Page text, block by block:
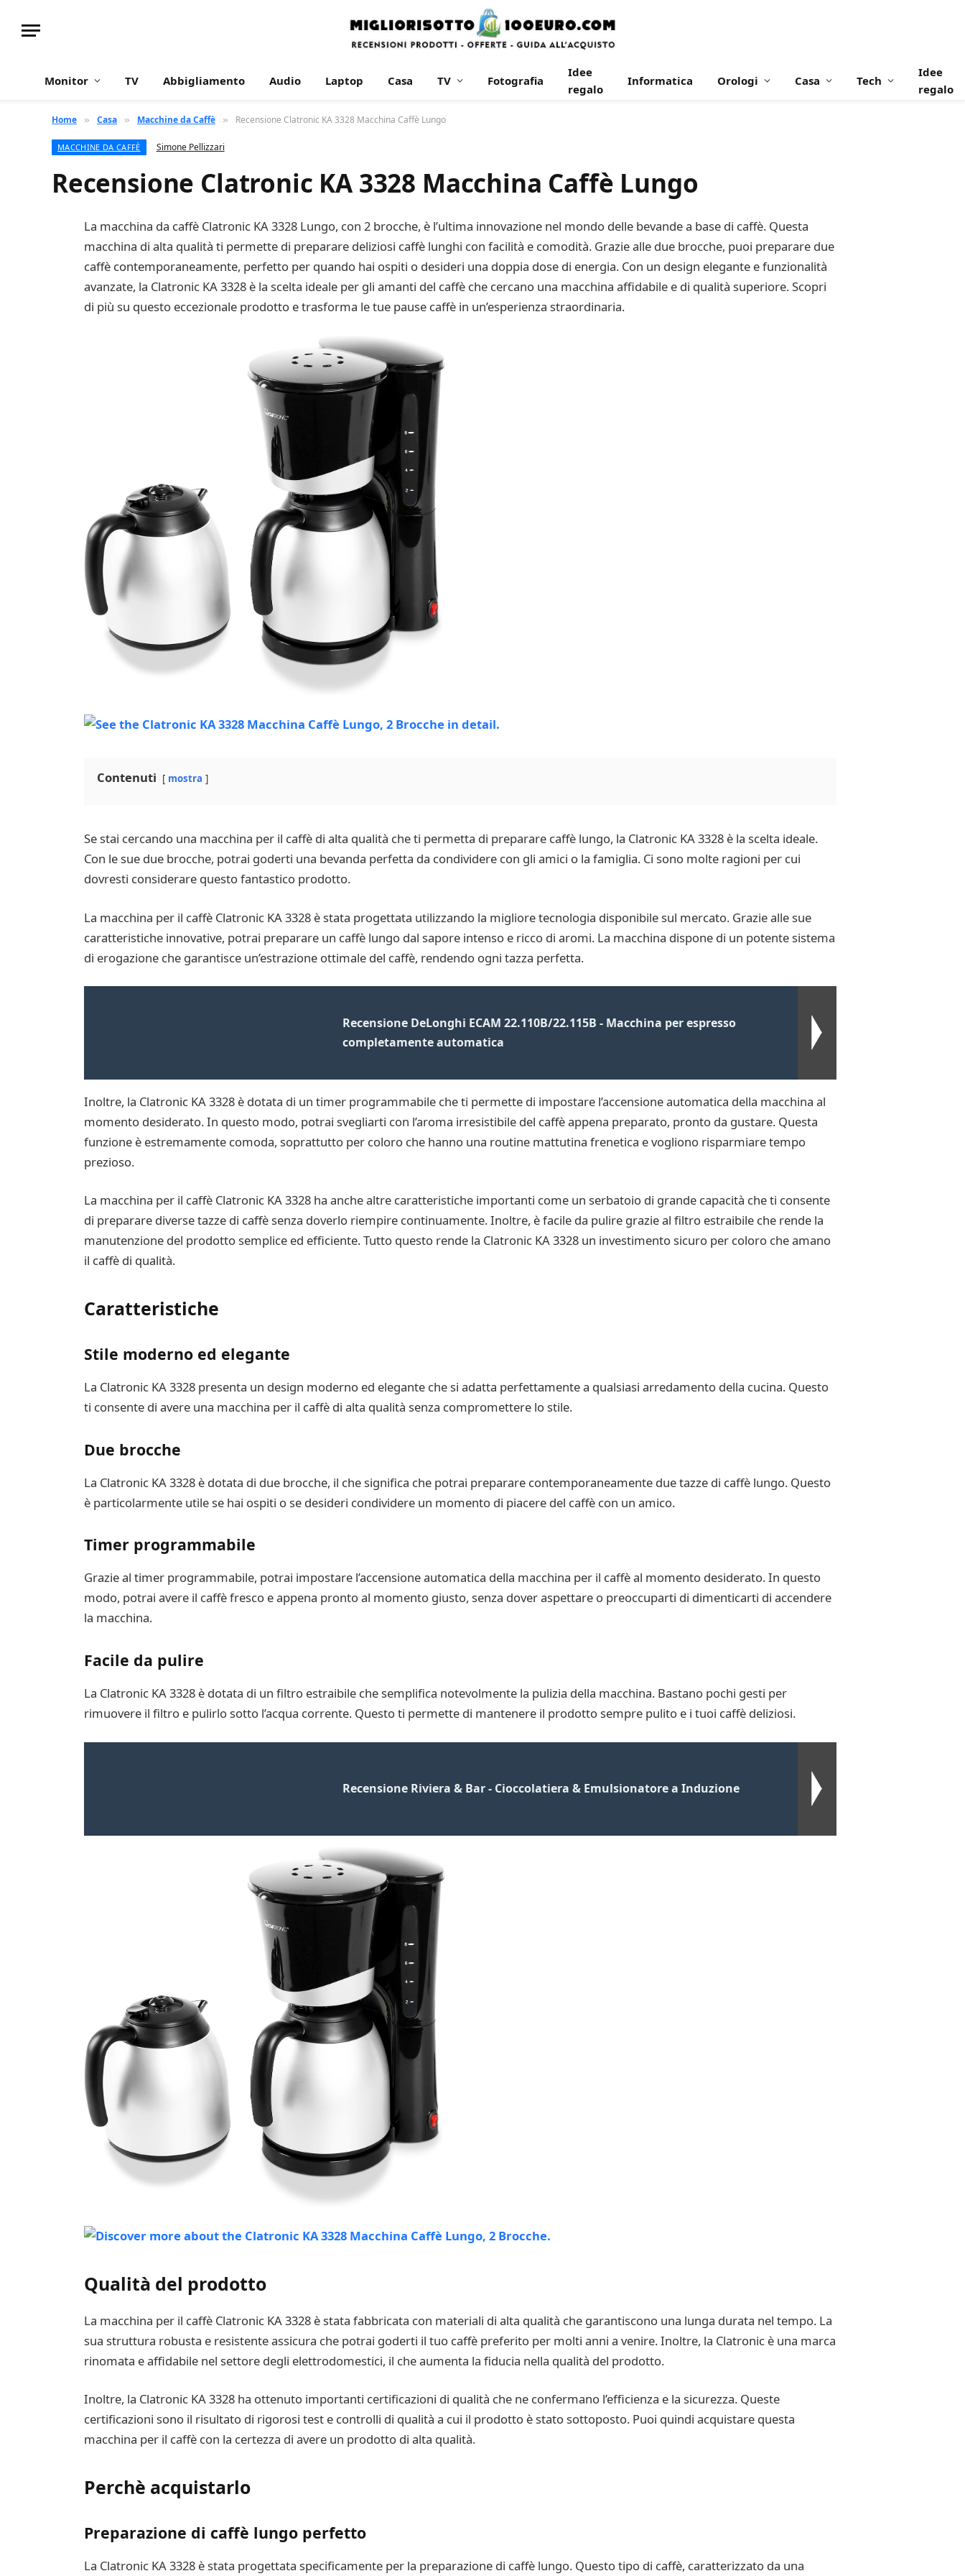
Monitor TV Abbigliamento Audio Laptop Casa TV Fotografia
Idee
regalo
Informatica Orologi Casa Tech
Idee
regalo
Home » Casa » Macchine da Caffè » Recensione Clatronic KA 3328 Macchina Caffè Lungo
MACCHINE DA CAFFÈ Simone Pellizzari
Recensione Clatronic KA 3328 Macchina Caffè Lungo
La macchina da caffè Clatronic KA 3328 Lungo, con 2 brocche, è l’ultima innovazione nel mondo delle bevande a base di caffè. Questa
macchina di alta qualità ti permette di preparare deliziosi caffè lunghi con facilità e comodità. Grazie alle due brocche, puoi preparare due
caffè contemporaneamente, perfetto per quando hai ospiti o desideri una doppia dose di energia. Con un design elegante e funzionalità
avanzate, la Clatronic KA 3328 è la scelta ideale per gli amanti del caffè che cercano una macchina affidabile e di qualità superiore. Scopri
di più su questo eccezionale prodotto e trasforma le tue pause caffè in un’esperienza straordinaria.
Contenuti mostra
Se stai cercando una macchina per il caffè di alta qualità che ti permetta di preparare caffè lungo, la Clatronic KA 3328 è la scelta ideale.
Con le sue due brocche, potrai goderti una bevanda perfetta da condividere con gli amici o la famiglia. Ci sono molte ragioni per cui
dovresti considerare questo fantastico prodotto.
La macchina per il caffè Clatronic KA 3328 è stata progettata utilizzando la migliore tecnologia disponibile sul mercato. Grazie alle sue
caratteristiche innovative, potrai preparare un caffè lungo dal sapore intenso e ricco di aromi. La macchina dispone di un potente sistema
di erogazione che garantisce un’estrazione ottimale del caffè, rendendo ogni tazza perfetta.
Recensione DeLonghi ECAM 22.110B/22.115B - Macchina per espresso
completamente automatica
Inoltre, la Clatronic KA 3328 è dotata di un timer programmabile che ti permette di impostare l’accensione automatica della macchina al
momento desiderato. In questo modo, potrai svegliarti con l’aroma irresistibile del caffè appena preparato, pronto da gustare. Questa
funzione è estremamente comoda, soprattutto per coloro che hanno una routine mattutina frenetica e vogliono risparmiare tempo
prezioso.
La macchina per il caffè Clatronic KA 3328 ha anche altre caratteristiche importanti come un serbatoio di grande capacità che ti consente
di preparare diverse tazze di caffè senza doverlo riempire continuamente. Inoltre, è facile da pulire grazie al filtro estraibile che rende la
manutenzione del prodotto semplice ed efficiente. Tutto questo rende la Clatronic KA 3328 un investimento sicuro per coloro che amano
il caffè di qualità.
Caratteristiche
Stile moderno ed elegante
La Clatronic KA 3328 presenta un design moderno ed elegante che si adatta perfettamente a qualsiasi arredamento della cucina. Questo
ti consente di avere una macchina per il caffè di alta qualità senza compromettere lo stile.
Due brocche
La Clatronic KA 3328 è dotata di due brocche, il che significa che potrai preparare contemporaneamente due tazze di caffè lungo. Questo
è particolarmente utile se hai ospiti o se desideri condividere un momento di piacere del caffè con un amico.
Timer programmabile
Grazie al timer programmabile, potrai impostare l’accensione automatica della macchina per il caffè al momento desiderato. In questo
modo, potrai avere il caffè fresco e appena pronto al momento giusto, senza dover aspettare o preoccuparti di dimenticarti di accendere
la macchina.
Facile da pulire
La Clatronic KA 3328 è dotata di un filtro estraibile che semplifica notevolmente la pulizia della macchina. Bastano pochi gesti per
rimuovere il filtro e pulirlo sotto l’acqua corrente. Questo ti permette di mantenere il prodotto sempre pulito e i tuoi caffè deliziosi.
Recensione Riviera & Bar - Cioccolatiera & Emulsionatore a Induzione
Qualità del prodotto
La macchina per il caffè Clatronic KA 3328 è stata fabbricata con materiali di alta qualità che garantiscono una lunga durata nel tempo. La
sua struttura robusta e resistente assicura che potrai goderti il tuo caffè preferito per molti anni a venire. Inoltre, la Clatronic è una marca
rinomata e affidabile nel settore degli elettrodomestici, il che aumenta la fiducia nella qualità del prodotto.
Inoltre, la Clatronic KA 3328 ha ottenuto importanti certificazioni di qualità che ne confermano l’efficienza e la sicurezza. Queste
certificazioni sono il risultato di rigorosi test e controlli di qualità a cui il prodotto è stato sottoposto. Puoi quindi acquistare questa
macchina per il caffè con la certezza di avere un prodotto di alta qualità.
Perchè acquistarlo
Preparazione di caffè lungo perfetto
La Clatronic KA 3328 è stata progettata specificamente per la preparazione di caffè lungo. Questo tipo di caffè, caratterizzato da una